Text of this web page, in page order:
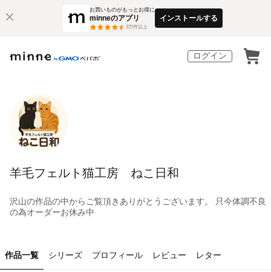
お買いものがもっとお得に
minneのアプリ
3万件以上
インストールする
ログイン
羊毛フェルト猫工房 ねこ日和
沢山の作品の中からご覧頂きありがとうございます。 只今体調不良
の為オーダーお休み中
作品一覧 シリーズ プロフィール レビュー レター